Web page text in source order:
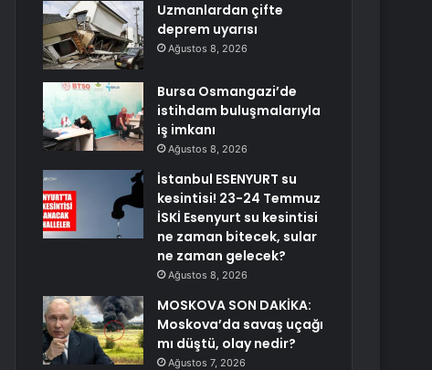
Uzmanlardan çifte
deprem uyarısı
Ağustos 8, 2026
Bursa Osmangazi’de
istihdam buluşmalarıyla
iş imkanı
Ağustos 8, 2026
İstanbul ESENYURT su
kesintisi! 23-24 Temmuz
İSKİ Esenyurt su kesintisi
ne zaman bitecek, sular
ne zaman gelecek?
Ağustos 8, 2026
MOSKOVA SON DAKİKA:
Moskova’da savaş uçağı
mı düştü, olay nedir?
Ağustos 7, 2026